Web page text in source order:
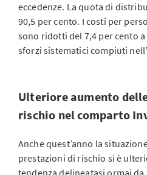
eccedenze. La quota di
90,5 per cento. I costi per
sono ridotti del 7,4 per cento
sforzi sistematici compiuti
Ulteriore aumento
rischio nel comparto
Anche quest’anno la
prestazioni di rischio si è
tendenza delineatasi ormai